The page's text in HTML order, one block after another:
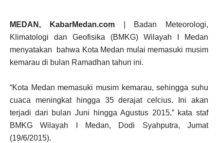
MEDAN, KabarMedan.com| Badan Meteorologi,
Klimatologi dan Geofisika (BMKG) Wilayah I Medan
menyatakan bahwa Kota Medan mulai memasuki musim
kemarau di bulan Ramadhan tahun ini.
“Kota Medan memasuki musim kemarau, sehingga suhu
cuaca meningkat hingga 35 derajat celcius. Ini akan
terjadi dari bulan Juni hingga Agustus 2015,” kata staf
BMKG Wilayah I Medan, Dodi Syahputra, Jumat
(19/6/2015).